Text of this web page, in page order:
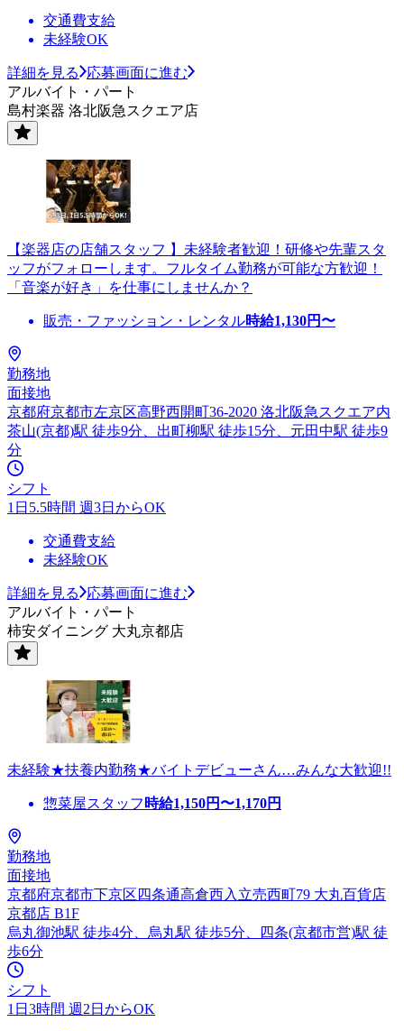
交通費支給
未経験OK
詳細を見る
応募画面に進む
アルバイト・パート
島村楽器 洛北阪急スクエア店
【楽器店の店舗スタッフ 】未経験者歓迎！研修や先輩スタ
ッフがフォローします。フルタイム勤務が可能な方歓迎！
「音楽が好き」を仕事にしませんか？
販売・ファッション・レンタル時給1,130円〜
勤務地
面接地
京都府京都市左京区高野西開町36-2020 洛北阪急スクエア内
茶山(京都)駅 徒歩9分、出町柳駅 徒歩15分、元田中駅 徒歩9
分
シフト
1日5.5時間 週3日からOK
交通費支給
未経験OK
詳細を見る
応募画面に進む
アルバイト・パート
柿安ダイニング 大丸京都店
未経験★扶養内勤務★バイトデビューさん…みんな大歓迎!!
惣菜屋スタッフ 時給1,150円〜1,170円
勤務地
面接地
京都府京都市下京区四条通高倉西入立売西町79 大丸百貨店
京都店 B1F
烏丸御池駅 徒歩4分、烏丸駅 徒歩5分、四条(京都市営)駅 徒
歩6分
シフト
1日3時間 週2日からOK